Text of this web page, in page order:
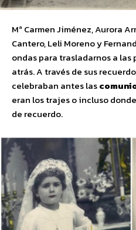
Mª Carmen Jiménez, Aurora
Cantero, Leli Moreno y
ondas para trasladarnos a las
atrás. A través de sus
celebraban antes las
eran los trajes o incluso
de recuerdo.